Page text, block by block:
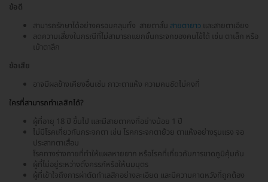
ข้อดี
สามารถรักษาได้อย่างครอบคลุมทั้ง สายตาสั้น สายตายาว และสายตาเอียง
ลดความเสี่ยงในกรณีที่ไม่สามารถแยกชั้นกระจกของคนไข้ได้ เช่น ตาเล็ก หรือ
เบ้าตาลึก
ข้อเสีย
อาจมีผลข้างเคียงอื่นเช่น ภาวะตาแห้ง ความคมชัดไม่คงที่
ใครที่สามารถทำเลสิกได้?
ผู้ที่อายุ 18 ปี ขึ้นไป และมีสายตาคงที่อย่างน้อย 1 ปี
ไม่มีโรคเกี่ยวกับกระจกตา เช่น โรคกระจกตาย้วย ตาแห้งอย่างรุนแรง จอ
ประสาทตาเสื่อม
โรคทางร่างกายที่ทำให้แผลหายยาก หรือโรคที่เกี่ยวกับการขาดภูมิคุ้มกัน
ผู้ที่ไม่อยู่ระหว่างตั้งครรภ์หรือให้นมบุตร
ผู้ที่เข้าใจถึงการผ่าตัดทำเลสิกอย่างละเอียด และมีความคาดหวังที่ถูกต้อง